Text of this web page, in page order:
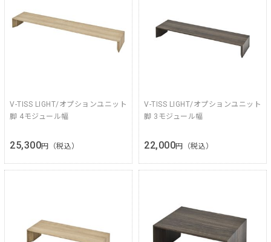
V-TISS LIGHT/オプションユニット
脚 4モジュール幅
25,300円（税込）
V-TISS LIGHT/オプションユニット
脚 3モジュール幅
22,000円（税込）